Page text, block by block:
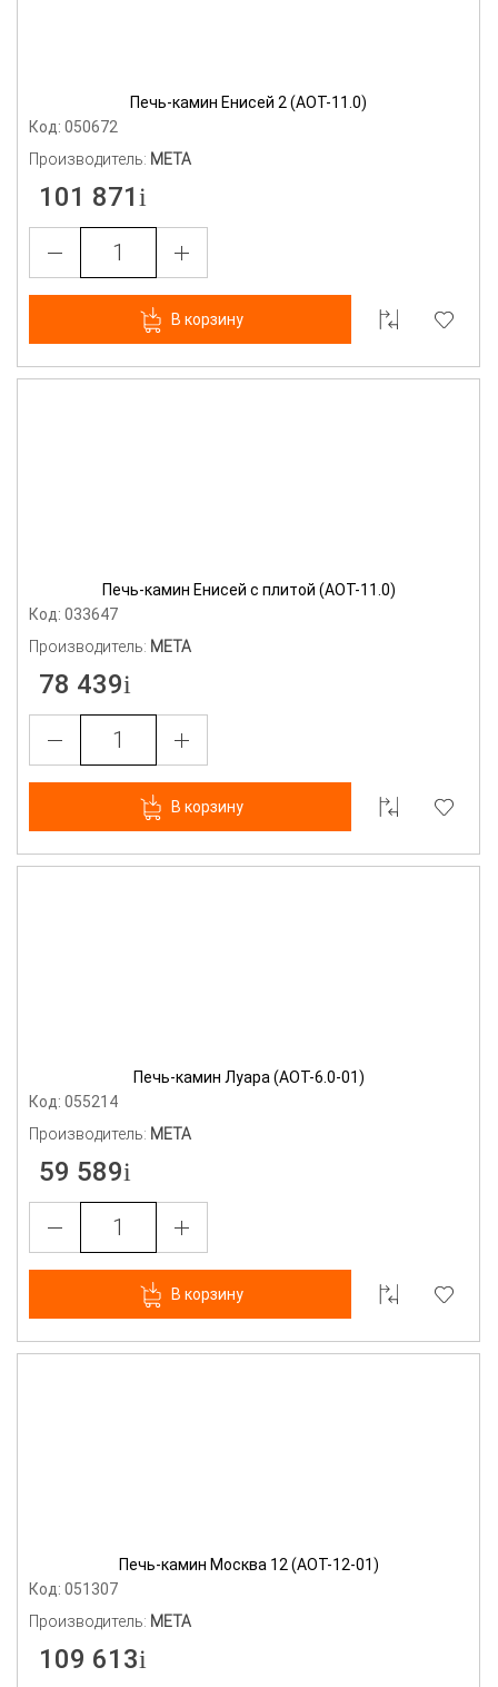
Печь-камин Енисей 2 (АОТ-11.0)
Код: 050672
Производитель: МЕТА
101 871
В корзину
Печь-камин Енисей с плитой (АОТ-11.0)
Код: 033647
Производитель: МЕТА
78 439
В корзину
Печь-камин Луара (АОТ-6.0-01)
Код: 055214
Производитель: МЕТА
59 589
В корзину
Печь-камин Москва 12 (АОТ-12-01)
Код: 051307
Производитель: МЕТА
109 613